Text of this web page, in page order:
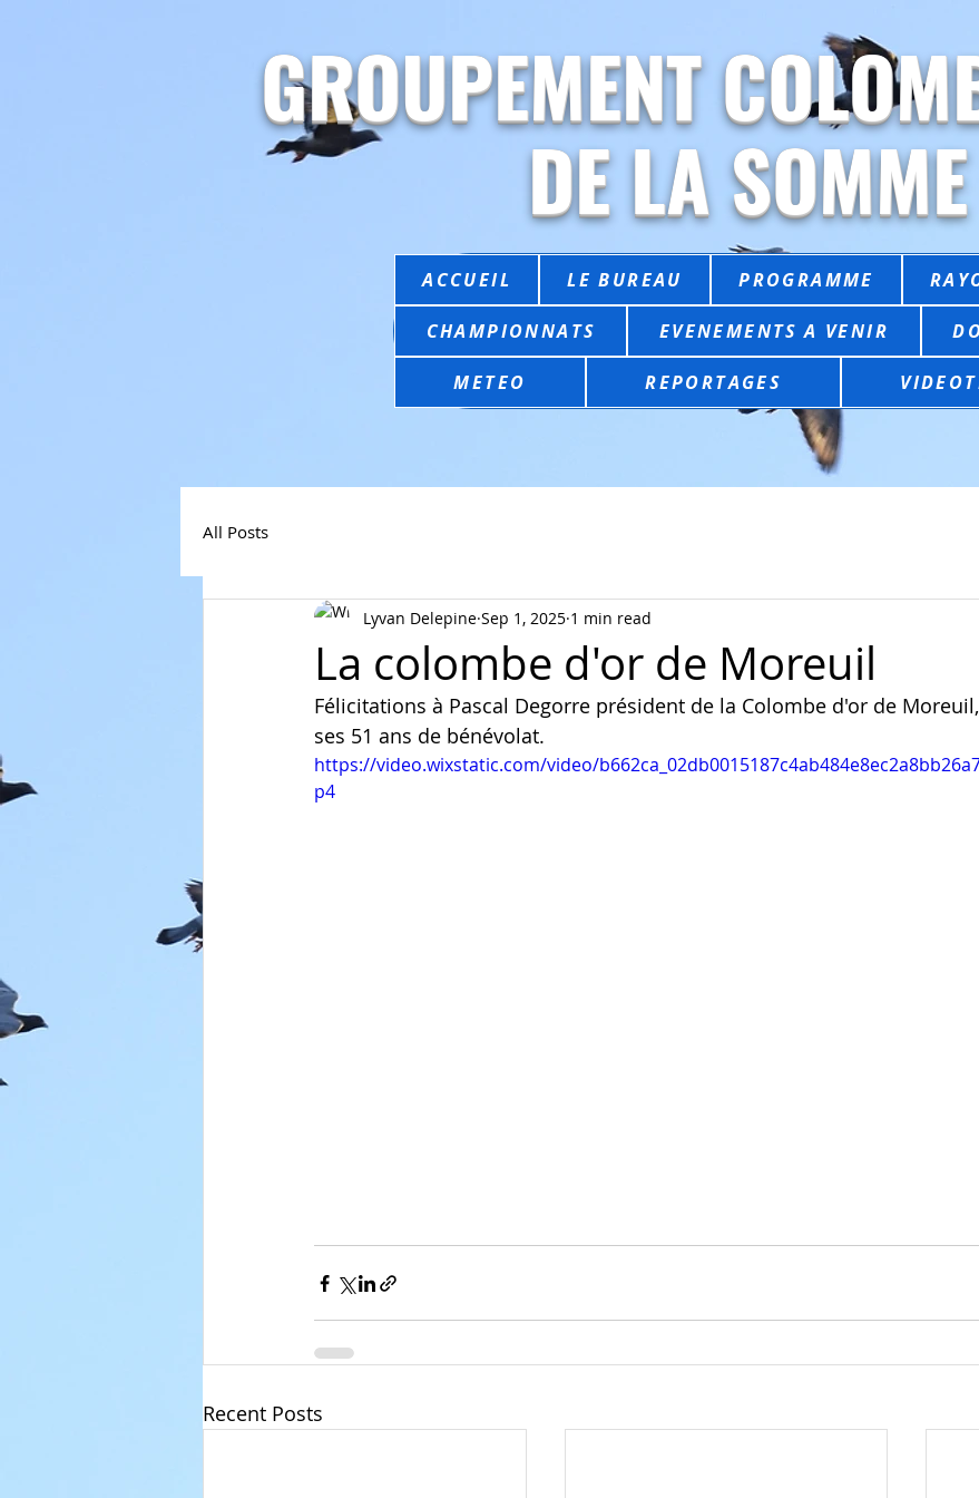
GROUPEMENT
DE LA SOMME
ACCUEIL LE BUREAU PROGRAMME
CHAMPIONNATS EVENEMENTS A VENIR
METEO REPORTAGES
All Posts
La colombe d'or de Moreuil
Lyvan Delepine Sep 1, 2025 1 min read
Félicitations à Pascal Degorre président de la Colombe d'or de
ses 51 ans de bénévolat.
https://video.wixstatic.com/video/
p4
Recent Posts